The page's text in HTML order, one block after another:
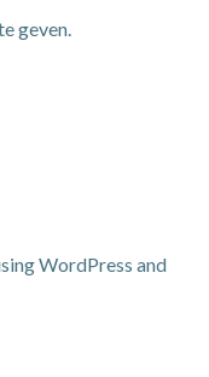
geven.
WordPress and